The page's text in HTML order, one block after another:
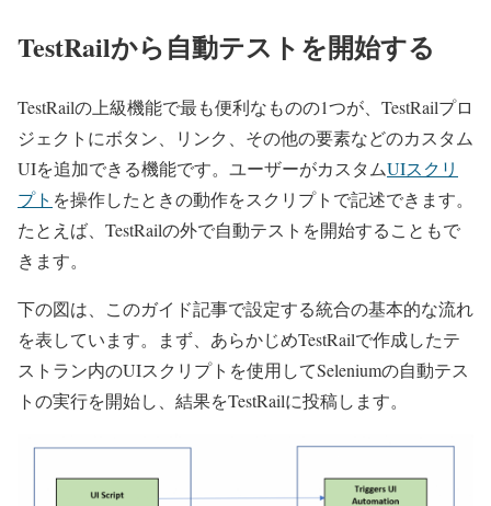
TestRailから自動テストを開始する
TestRailの上級機能で最も便利なものの1つが、TestRailプロ
ジェクトにボタン、リンク、その他の要素などのカスタム
UIを追加できる機能です。ユーザーがカスタムUIスクリ
プト を操作したときの動作をスクリプトで記述できます。
たとえば、TestRailの外で自動テストを開始することもで
きます。
下の図は、このガイド記事で設定する統合の基本的な流れ
を表しています。まず、あらかじめTestRailで作成したテ
ストラン内のUIスクリプトを使用してSeleniumの自動テス
トの実行を開始し、結果をTestRailに投稿します。